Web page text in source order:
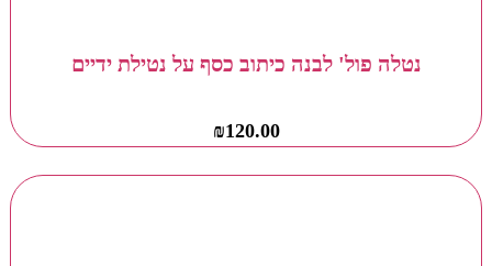
נטלה פול' לבנה כיתוב כסף על נטילת ידיים
₪120.00